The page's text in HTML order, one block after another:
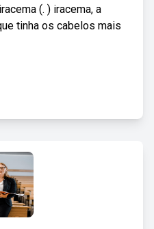
(. ) iracema, a
tinha os cabelos mais